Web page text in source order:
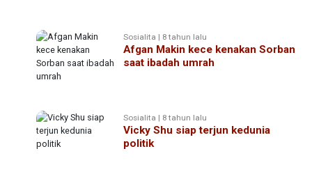
Sosialita | 8 tahun lalu
Afgan Makin kece kenakan Sorban
saat ibadah umrah
Sosialita | 8 tahun lalu
Vicky Shu siap terjun kedunia
politik